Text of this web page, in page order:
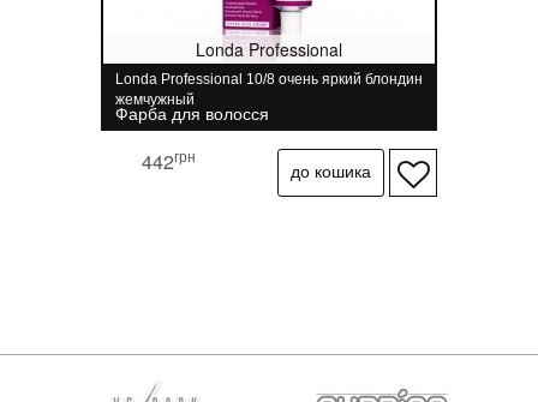
Londa Professional
Londa Professional 10/8 очень яркий блондин
жемчужный
Фарба для волосся
442грн